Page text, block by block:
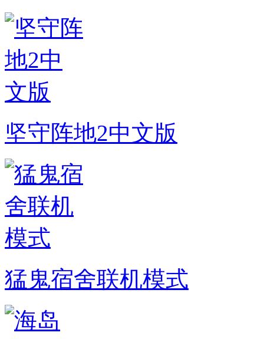
坚守阵地2中文版
猛鬼宿舍联机模式